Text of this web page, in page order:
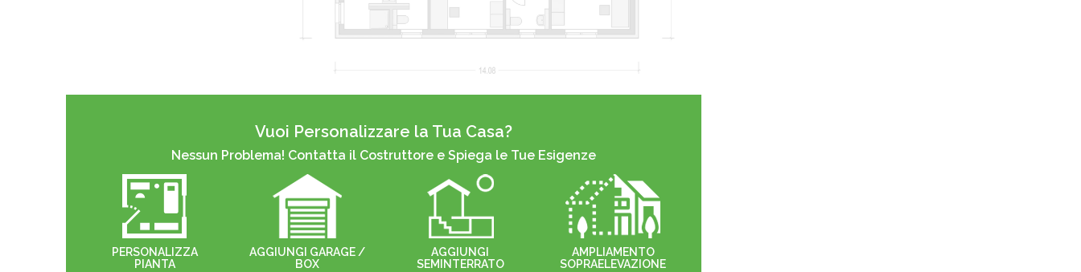
Vuoi Personalizzare la Tua Casa?
Nessun Problema! Contatta il Costruttore e Spiega le Tue Esigenze
PERSONALIZZA
PIANTA
AGGIUNGI GARAGE /
BOX
AGGIUNGI
SEMINTERRATO
AMPLIAMENTO
SOPRAELEVAZIONE